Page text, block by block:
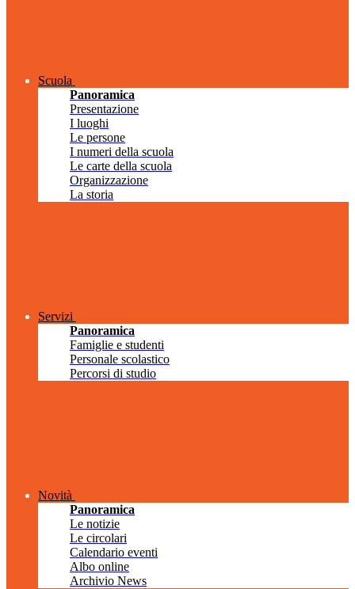
Scuola
Panoramica
Presentazione
I luoghi
Le persone
I numeri della scuola
Le carte della scuola
Organizzazione
La storia
Servizi
Panoramica
Famiglie e studenti
Personale scolastico
Percorsi di studio
Novità
Panoramica
Le notizie
Le circolari
Calendario eventi
Albo online
Archivio News